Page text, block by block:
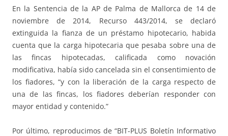
En la Sentencia de la AP de Palma de Mallorca de 14 de
noviembre de 2014, Recurso 443/2014, se declaró
extinguida la fianza de un préstamo hipotecario, habida
cuenta que la carga hipotecaria que pesaba sobre una de
las fincas hipotecadas, calificada como novación
modificativa, había sido cancelada sin el consentimiento de
los fiadores, “y con la liberación de la carga respecto de
una de las fincas, los fiadores deberían responder con
mayor entidad y contenido.”
Por último, reproducimos de “BIT-PLUS Boletín Informativo